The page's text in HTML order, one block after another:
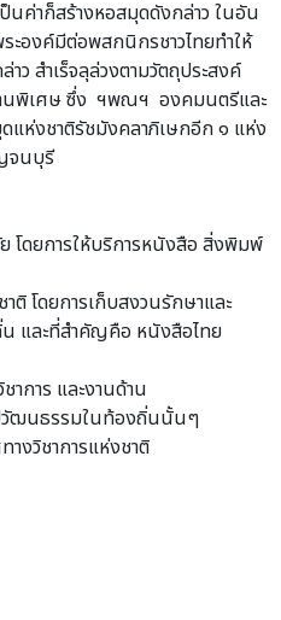
ค่าก็สร้างหอสมุดดังกล่าว ในอัน
องค์มีต่อพสกนิกรชาวไทยทำให้
ว สำเร็จลุล่วงตามวัตถุประสงค์
นพิเศษ ซึ่ง ฯพณฯ องคมนตรีและ
แห่งชาติรัชมังคลาภิเษกอีก ๑ แห่ง
จนบุรี
โดยการให้บริการหนังสือ สิ่งพิมพ์
โดยการเก็บสงวนรักษาและ
และที่สำคัญคือ หนังสือไทย
าการ และงานด้าน
ฒนธรรมในท้องถิ่นนั้นๆ
งวิชาการแห่งชาติ